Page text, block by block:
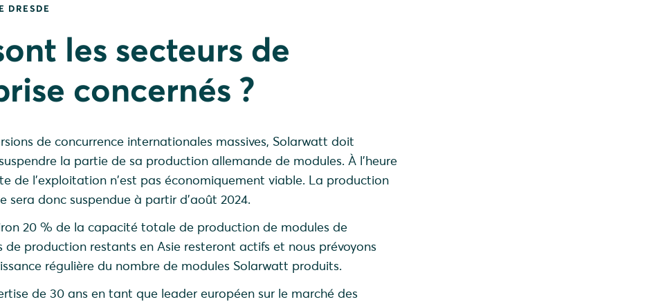
DRESDE
les secteurs de
concernés ?
de concurrence internationales massives, Solarwatt doit
la partie de sa production allemande de modules. À l'heure
de l'exploitation n'est pas économiquement viable. La production
sera donc suspendue à partir d'août 2024.
20 % de la capacité totale de production de modules de
de production restants en Asie resteront actifs et nous prévoyons
régulière du nombre de modules Solarwatt produits.
de 30 ans en tant que leader européen sur le marché des